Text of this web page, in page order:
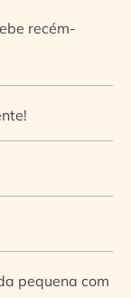
recém-
pequena com